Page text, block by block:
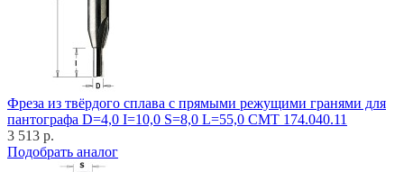
Фреза из твёрдого сплава с прямыми режущими гранями для
пантографа D=4,0 I=10,0 S=8,0 L=55,0 CMT 174.040.11
3 513 р.
Подобрать аналог